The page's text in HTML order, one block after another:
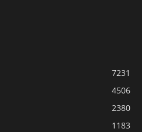
7231
4506
2380
1183